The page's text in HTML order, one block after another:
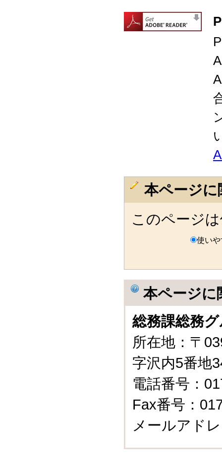
本ページ
このページ
使い
本ページに
総務課総務
所在地：〒
字沢内5番
電話番号：
Fax番号：
メールアド